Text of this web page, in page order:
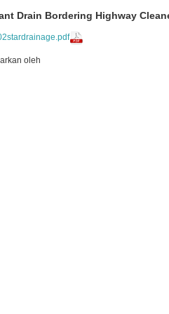
Drain Bordering Highway
oleh